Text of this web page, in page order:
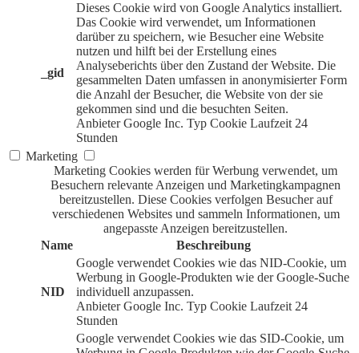
_gid
Dieses Cookie wird von Google Analytics installiert.
Das Cookie wird verwendet, um Informationen
darüber zu speichern, wie Besucher eine Website
nutzen und hilft bei der Erstellung eines
Analyseberichts über den Zustand der Website. Die
gesammelten Daten umfassen in anonymisierter Form
die Anzahl der Besucher, die Website von der sie
gekommen sind und die besuchten Seiten.
Anbieter Google Inc. Typ Cookie Laufzeit 24
Stunden
Marketing
Marketing Cookies werden für Werbung verwendet, um
Besuchern relevante Anzeigen und Marketingkampagnen
bereitzustellen. Diese Cookies verfolgen Besucher auf
verschiedenen Websites und sammeln Informationen, um
angepasste Anzeigen bereitzustellen.
Name
Beschreibung
NID
Google verwendet Cookies wie das NID-Cookie, um
Werbung in Google-Produkten wie der Google-Suche
individuell anzupassen.
Anbieter Google Inc. Typ Cookie Laufzeit 24
Stunden
Google verwendet Cookies wie das SID-Cookie, um